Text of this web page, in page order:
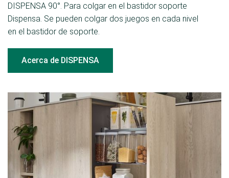
DISPENSA 90°. Para colgar en el bastidor soporte
Dispensa. Se pueden colgar dos juegos en cada nivel
en el bastidor de soporte.
Acerca de DISPENSA